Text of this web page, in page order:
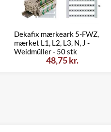
Dekafix mærkeark 5-FWZ,
mærket L1, L2, L3, N, J -
Weidmüller - 50 stk
48,75 kr.